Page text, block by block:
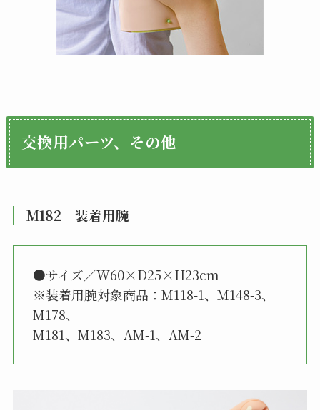
交換用パーツ、その他
M182 装着用腕
●サイズ／W60×D25×H23cm
※装着用腕対象商品：M118-1、M148-3、
M178、
M181、M183、AM-1、AM-2